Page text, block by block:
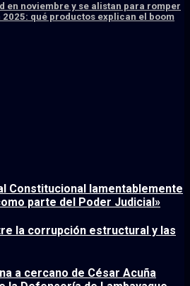
en noviembre y se alistan para romper
2025: qué productos explican el boom
Constitucional lamentablemente
parte del Poder Judicial»
la corrupción estructural y las
a cercano de César Acuña